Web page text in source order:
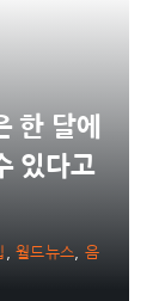
한 달에
있다고
,월드뉴스
음